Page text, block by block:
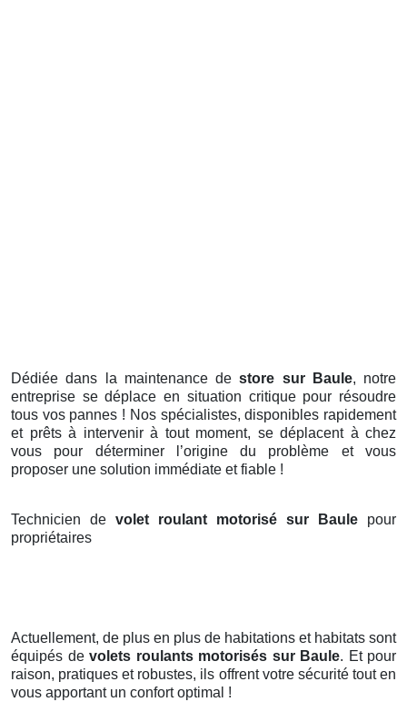
Dédiée dans la maintenance destore sur Baule, notre
entreprise se déplace en situation critique pour résoudre
tous vos pannes ! Nos spécialistes, disponibles rapidement
et prêts à intervenir à tout moment, se déplacent à chez
vous pour déterminer l’origine du problème et vous
proposer une solution immédiate et fiable !
Technicien de volet roulant motorisé sur Baule pour
propriétaires
Actuellement, de plus en plus de habitations et habitats sont
équipés de volets roulants motorisés sur Baule. Et pour
raison, pratiques et robustes, ils offrent votre sécurité tout en
vous apportant un confort optimal !